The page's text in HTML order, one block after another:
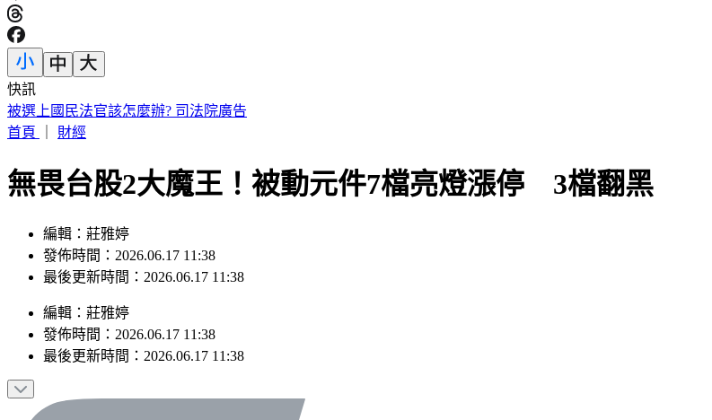
快訊
被選上國民法官該怎麼辦? 司法院廣告
首頁
財經
無畏台股2大魔王！被動元件7檔亮燈漲停 3檔翻黑
編輯：莊雅婷
發佈時間：2026.06.17 11:38
最後更新時間：2026.06.17 11:38
編輯 ： 莊雅婷
發佈時間： 2026.06.17 11:38
最後更新時間： 2026.06.17 11:38